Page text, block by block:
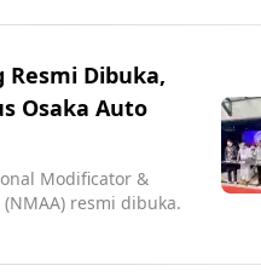
Resmi Dibuka,
Osaka Auto
Modificator &
resmi dibuka.